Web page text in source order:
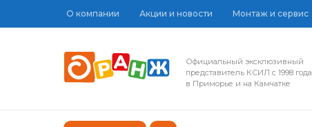
О компании Акции и новости Монтаж и сервис
Официальный эксклюзивный
представитель КСИЛ с 1998 года
в Приморье и на Камчатке